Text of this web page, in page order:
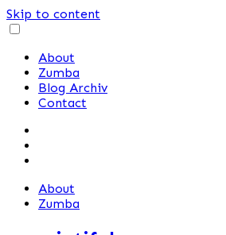
Skip to content
About
Zumba
Blog Archiv
Contact
About
Zumba